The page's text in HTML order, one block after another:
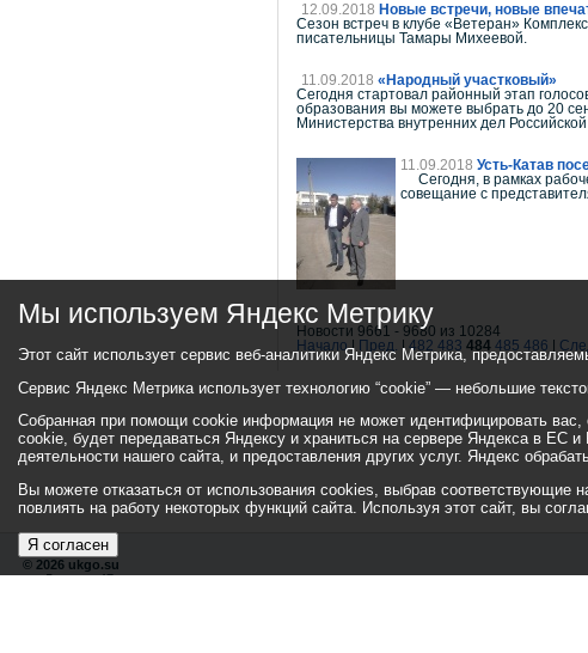
12.09.2018 Новые встречи, новые
Сезон встреч в клубе «Ветеран»
писательницы Тамары Михеевой.
11.09.2018 «Народный участковый»
Сегодня стартовал районный этап
образования вы можете выбрать до 20
Министерства внутренних дел
11.09.2018 Усть-Катав
Сегодня, в рамках
совещание с
Новости 9661 - 9680 из 10284
Начало| Пред. | 482 483 484 485 486
© 2026 ukgo.su
ул. Ленина, 47а
Мы используем Яндекс Метрику
Этот сайт использует сервис веб-аналитики Яндекс Метрика,
Сервис Яндекс Метрика использует технологию “cookie” — небольшие
Собранная при помощи cookie информация не может идентифицировать
cookie, будет передаваться Яндексу и храниться на сервере Яндекса в ЕС
деятельности нашего сайта, и предоставления других услуг. Яндекс
Вы можете отказаться от использования cookies, выбрав
повлиять на работу некоторых функций сайта. Используя этот сайт, вы
Я согласен